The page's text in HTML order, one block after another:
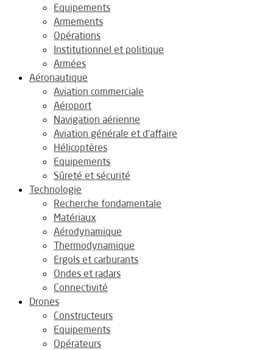
Equipements
Armements
Opérations
Institutionnel et politique
Armées
Aéronautique
Aviation commerciale
Aéroport
Navigation aérienne
Aviation générale et d’affaire
Hélicoptères
Equipements
Sûreté et sécurité
Technologie
Recherche fondamentale
Matériaux
Aérodynamique
Thermodynamique
Ergols et carburants
Ondes et radars
Connectivité
Drones
Constructeurs
Equipements
Opérateurs